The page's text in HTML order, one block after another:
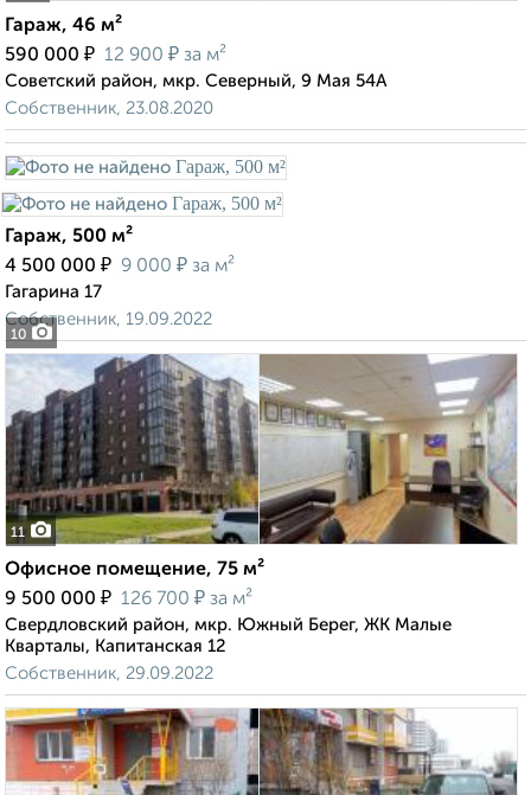
Гараж, 46 м²
590 000 ₽ 12 900 ₽ за м²
Советский район, мкр. Северный, 9 Мая 54А
Собственник, 23.08.2020
10
Гараж, 500 м²
4 500 000 ₽ 9 000 ₽ за м²
Гагарина 17
Собственник, 19.09.2022
11
Офисное помещение, 75 м²
9 500 000 ₽ 126 700 ₽ за м²
Свердловский район, мкр. Южный Берег, ЖК Малые
Кварталы, Капитанская 12
Собственник, 29.09.2022